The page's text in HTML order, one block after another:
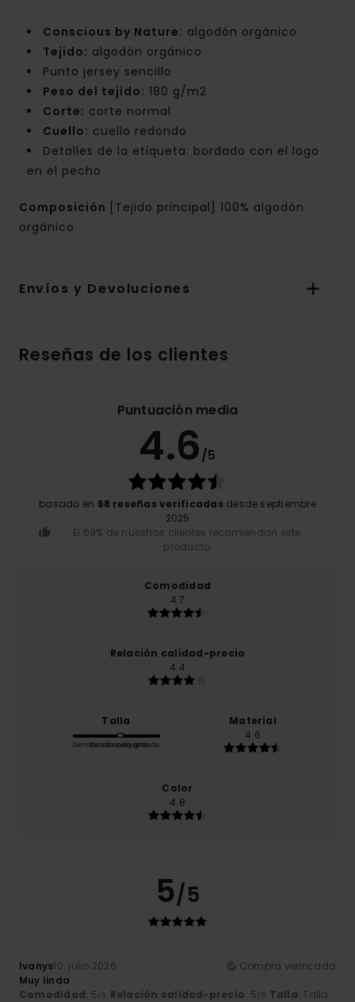
Conscious by Nature: algodón orgánico
Tejido: algodón orgánico
Punto jersey sencillo
Peso del tejido: 180 g/m2
Corte: corte normal
Cuello: cuello redondo
Detalles de la etiqueta: bordado con el logo
en el pecho
Composición
[Tejido principal] 100% algodón
orgánico
Envíos y Devoluciones
Reseñas de los clientes
Puntuación media
4.6/5
basado en 68 reseñas verificadas desde septiembre
2025
El 69% de nuestros clientes recomiendan este
producto
Comodidad
4.7
Relación calidad-precio
4.4
Talla
Demasiado pequeño
Demasiado grande
Material
4.6
Color
4.8
5/5
Ivanys10. julio 2026
Compra verificada
Muy linda
Comodidad: 5/5 Relación calidad-precio: 5/5 Talla: Talla